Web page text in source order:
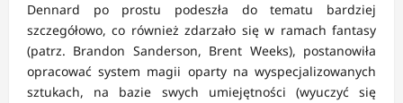
Dennard po prostu podeszła do tematu bardziej
szczegółowo, co również zdarzało się w ramach fantasy
(patrz. Brandon Sanderson, Brent Weeks), postanowiła
opracować system magii oparty na wyspecjalizowanych
sztukach, na bazie swych umiejętności (wyuczyć się